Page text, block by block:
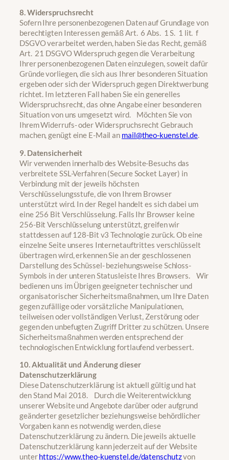
8. Widerspruchsrecht
Sofern Ihre personenbezogenen Daten auf Grundlage von
berechtigten Interessen gemäß Art. 6 Abs. 1 S. 1 lit. f
DSGVO verarbeitet werden, haben Sie das Recht, gemäß
Art. 21 DSGVO Widerspruch gegen die Verarbeitung
Ihrer personenbezogenen Daten einzulegen, soweit dafür
Gründe vorliegen, die sich aus Ihrer besonderen Situation
ergeben oder sich der Widerspruch gegen Direktwerbung
richtet. Im letzteren Fall haben Sie ein generelles
Widerspruchsrecht, das ohne Angabe einer besonderen
Situation von uns umgesetzt wird. Möchten Sie von
Ihrem Widerrufs- oder Widerspruchsrecht Gebrauch
machen, genügt eine E-Mail an mail@theo-kuenstel.de.
9. Datensicherheit
Wir verwenden innerhalb des Website-Besuchs das
verbreitete SSL-Verfahren (Secure Socket Layer) in
Verbindung mit der jeweils höchsten
Verschlüsselungsstufe, die von Ihrem Browser
unterstützt wird. In der Regel handelt es sich dabei um
eine 256 Bit Verschlüsselung. Falls Ihr Browser keine
256-Bit Verschlüsselung unterstützt, greifen wir
stattdessen auf 128-Bit v3 Technologie zurück. Ob eine
einzelne Seite unseres Internetauftrittes verschlüsselt
übertragen wird, erkennen Sie an der geschlossenen
Darstellung des Schüssel- beziehungsweise Schloss-
Symbols in der unteren Statusleiste Ihres Browsers. Wir
bedienen uns im Übrigen geeigneter technischer und
organisatorischer Sicherheitsmaßnahmen, um Ihre Daten
gegen zufällige oder vorsätzliche Manipulationen,
teilweisen oder vollständigen Verlust, Zerstörung oder
gegen den unbefugten Zugriff Dritter zu schützen. Unsere
Sicherheitsmaßnahmen werden entsprechend der
technologischen Entwicklung fortlaufend verbessert.
10. Aktualität und Änderung dieser
Datenschutzerklärung
Diese Datenschutzerklärung ist aktuell gültig und hat
den Stand Mai 2018. Durch die Weiterentwicklung
unserer Website und Angebote darüber oder aufgrund
geänderter gesetzlicher beziehungsweise behördlicher
Vorgaben kann es notwendig werden, diese
Datenschutzerklärung zu ändern. Die jeweils aktuelle
Datenschutzerklärung kann jederzeit auf der Website
unterhttps://www.theo-kuenstel.de/datenschutzvon